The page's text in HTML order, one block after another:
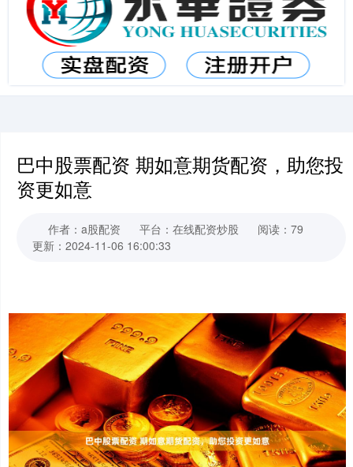
巴中股票配资 期如意期货配资，助您投
资更如意
作者：a股配资 平台：在线配资炒股
阅读：79
更新：2024-11-06 16:00:33